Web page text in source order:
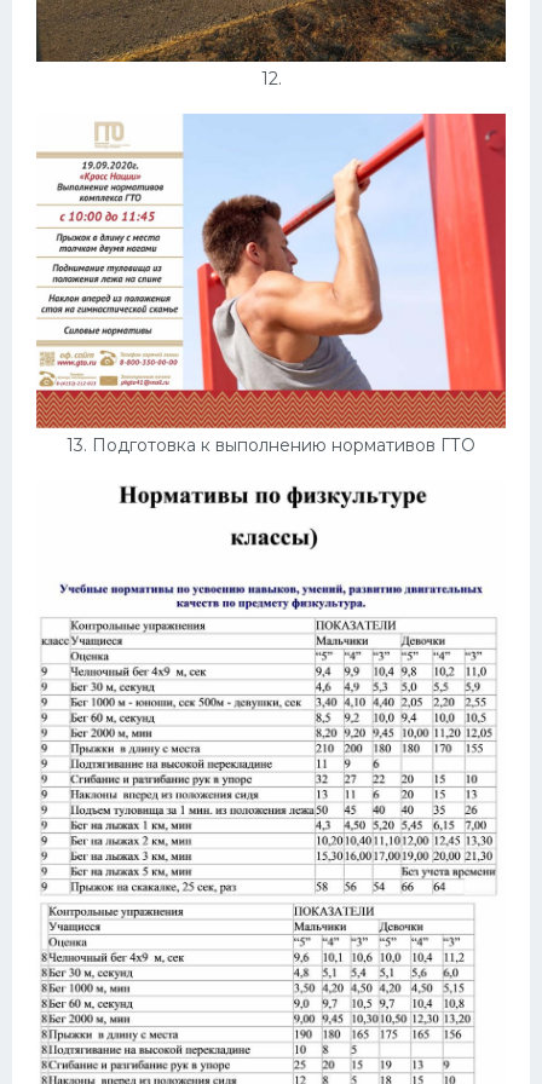
12.
13. Подготовка к выполнению нормативов ГТО